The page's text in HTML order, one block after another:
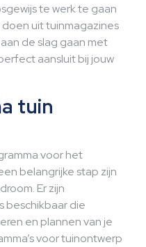
te werk te gaan
uit tuinmagazines
de slag gaan met
aansluit bij jouw
tuin
voor het
belangrijke stap zijn
Er zijn
beschikbaar die
en plannen van je
voor tuinontwerp